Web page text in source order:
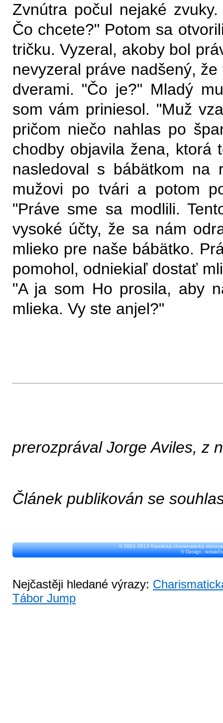
Zvnútra počul nejaké
Čo chcete?" Potom sa
tričku. Vyzeral, akoby bol
nevyzeral práve nadšený,
dverami. "Čo je?" Mladý
som vám priniesol. "Muž
pričom niečo nahlas po
chodby objavila žena, ktorá
nasledoval s bábätkom na
mužovi po tvári a potom
"Práve sme sa modlili.
vysoké účty, že sa nám
mlieko pre naše bábätko.
pomohol, odniekiaľ dostať
"A ja som Ho prosila, aby
mlieka. Vy ste anjel?"
prerozprával Jorge Aviles, z
Článek publikován se
© 2001-2013 Katolická charismatická
© Design,
Nejčastěji hledané výrazy:
Tábor Jump